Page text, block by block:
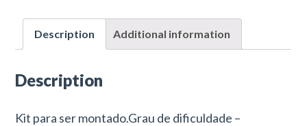
Description Additional information
Description
Kit para ser montado.Grau de dificuldade –